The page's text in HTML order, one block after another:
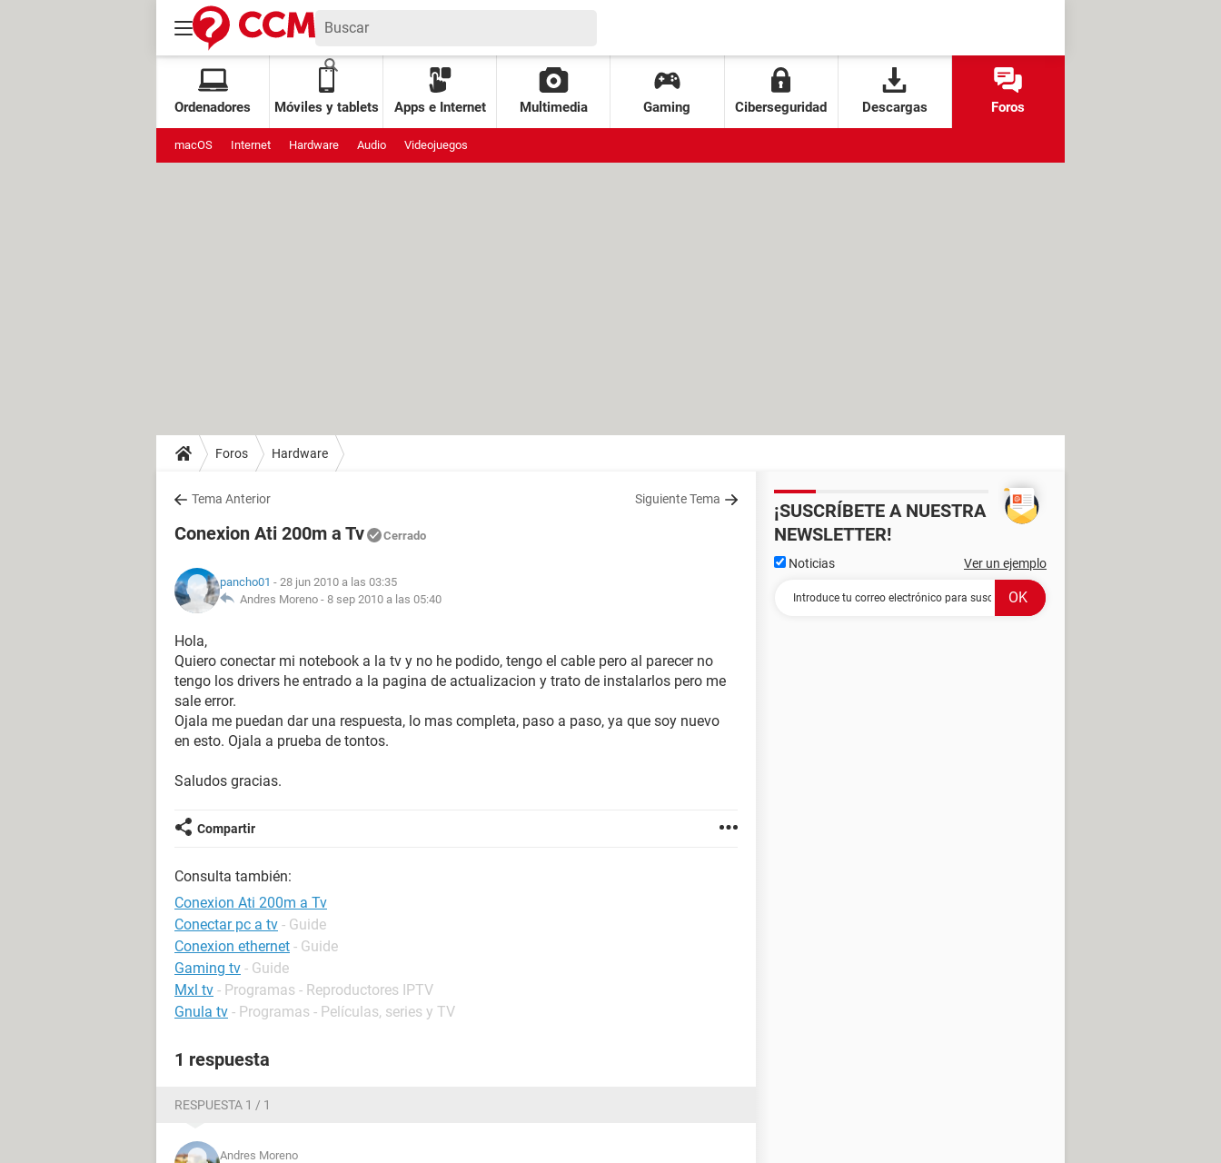
Ordenadores Móviles y tablets Apps e Internet Multimedia Gaming Ciberseguridad Descargas Foros
macOS Internet Hardware Audio Videojuegos
Foros Hardware
Tema Anterior Siguiente Tema
Conexion Ati 200m a Tv Cerrado
pancho01 - 28 jun 2010 a las 03:35
Andres Moreno - 8 sep 2010 a las 05:40
Hola,
Quiero conectar mi notebook a la tv y no he podido, tengo el cable pero al parecer no
tengo los drivers he entrado a la pagina de actualizacion y trato de instalarlos pero me
sale error.
Ojala me puedan dar una respuesta, lo mas completa, paso a paso, ya que soy nuevo
en esto. Ojala a prueba de tontos.
Saludos gracias.
Compartir
Consulta también:
Conexion Ati 200m a Tv
Conectar pc a tv - Guide
Conexion ethernet - Guide
Gaming tv - Guide
Mxl tv - Programas - Reproductores IPTV
Gnula tv - Programas - Películas, series y TV
1 respuesta
RESPUESTA 1 / 1
Andres Moreno
¡SUSCRÍBETE A NUESTRA
NEWSLETTER!
Noticias Ver un ejemplo